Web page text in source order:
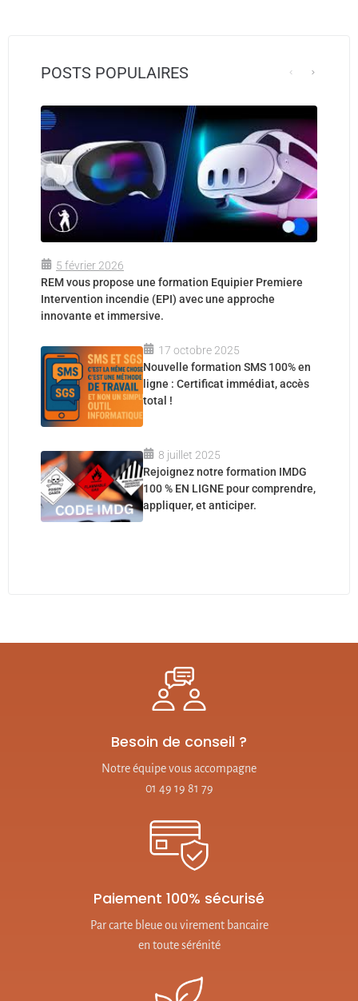
POSTS POPULAIRES
5 février 2026
REM vous propose une formation Equipier Premiere
Intervention incendie (EPI) avec une approche
innovante et immersive.
17 octobre 2025
Nouvelle formation SMS 100% en
ligne : Certificat immédiat, accès
total !
8 juillet 2025
Rejoignez notre formation IMDG
100 % EN LIGNE pour comprendre,
appliquer, et anticiper.
Besoin de conseil ?
Notre équipe vous accompagne
01 49 19 81 79
Paiement 100% sécurisé
Par carte bleue ou virement bancaire
en toute sérénité